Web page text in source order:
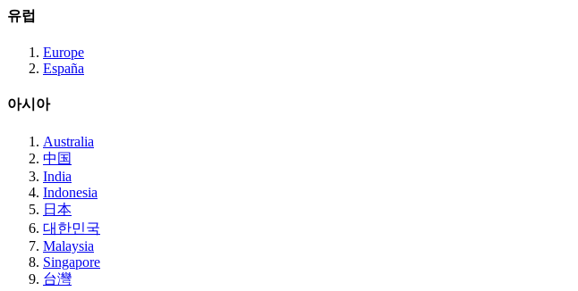
유럽
Europe
España
아시아
Australia
中国
India
Indonesia
日本
대한민국
Malaysia
Singapore
台灣